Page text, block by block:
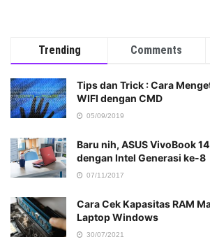
Trending Comments
Tips dan Trick : Cara
WIFI dengan CMD
05/09/2019
Baru nih, ASUS VivoBook
dengan Intel Generasi ke-8
07/11/2017
Cara Cek Kapasitas RAM
Laptop Windows
30/07/2021